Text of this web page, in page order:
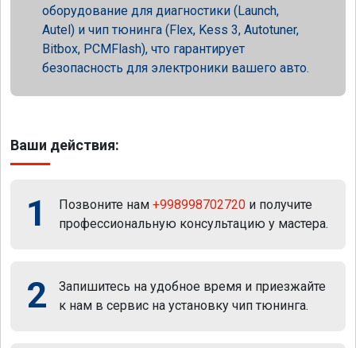
оборудование для диагностики (Launch,
Autel) и чип тюнинга (Flex, Kess 3, Autotuner,
Bitbox, PCMFlash), что гарантирует
безопасность для электроники вашего авто.
Ваши действия:
1 Позвоните нам +998998702720 и получите
профессиональную консультацию у мастера.
2
Запишитесь на удобное время и приезжайте
к нам в сервис на установку чип тюнинга.